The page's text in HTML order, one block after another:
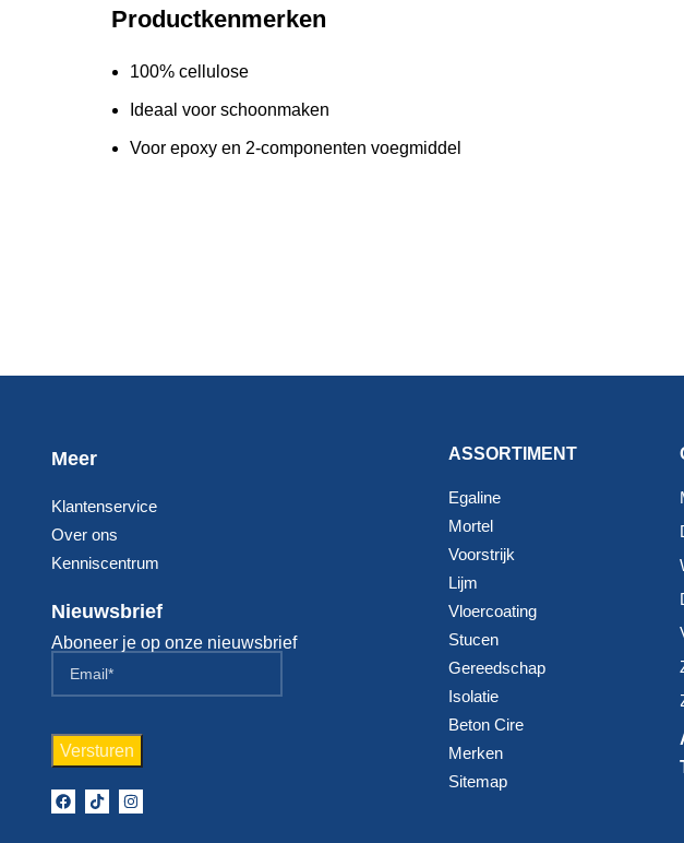
Productkenmerken
100% cellulose
Ideaal voor schoonmaken
Voor epoxy en 2-componenten voegmiddel
Meer
Klantenservice
Over ons
Kenniscentrum
Nieuwsbrief
Aboneer je op onze nieuwsbrief
ASSORTIMENT
Egaline
Mortel
Voorstrijk
Lijm
Vloercoating
Stucen
Gereedschap
Isolatie
Beton Cire
Merken
Sitemap